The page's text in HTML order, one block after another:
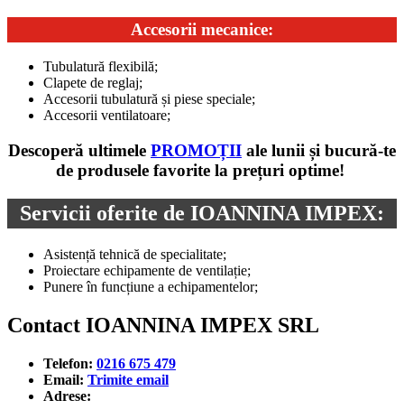
Accesorii mecanice:
Tubulatură flexibilă;
Clapete de reglaj;
Accesorii tubulatură și piese speciale;
Accesorii ventilatoare;
Descoperă ultimele PROMOȚII ale lunii și bucură-te
de produsele favorite la prețuri optime!
Servicii oferite de IOANNINA IMPEX:
Asistență tehnică de specialitate;
Proiectare echipamente de ventilație;
Punere în funcțiune a echipamentelor;
Contact IOANNINA IMPEX SRL
Telefon: 0216 675 479
Email: Trimite email
Adrese: